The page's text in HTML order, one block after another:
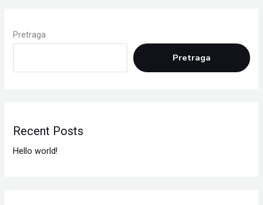
Pretraga
Pretraga
Recent Posts
Hello world!